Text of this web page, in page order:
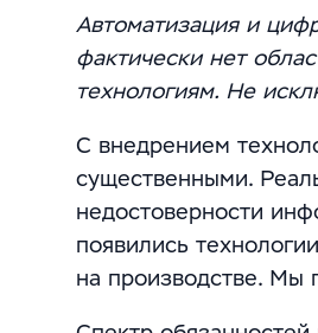
Автоматизация и
фактически нет
технологиям. Не
С внедрением
существенными.
недостоверности
появились
на производстве. Мы